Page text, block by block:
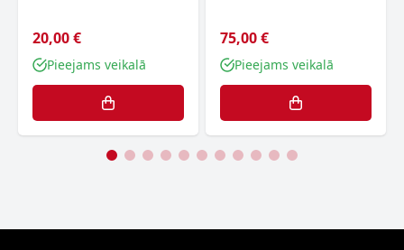
20,00 €
Pieejams veikalā
75,00 €
Pieejams veikalā